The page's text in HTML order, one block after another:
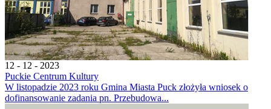
12 - 12 - 2023
Puckie Centrum Kultury
W listopadzie 2023 roku Gmina Miasta Puck złożyła wniosek o
dofinansowanie zadania pn. Przebudowa...